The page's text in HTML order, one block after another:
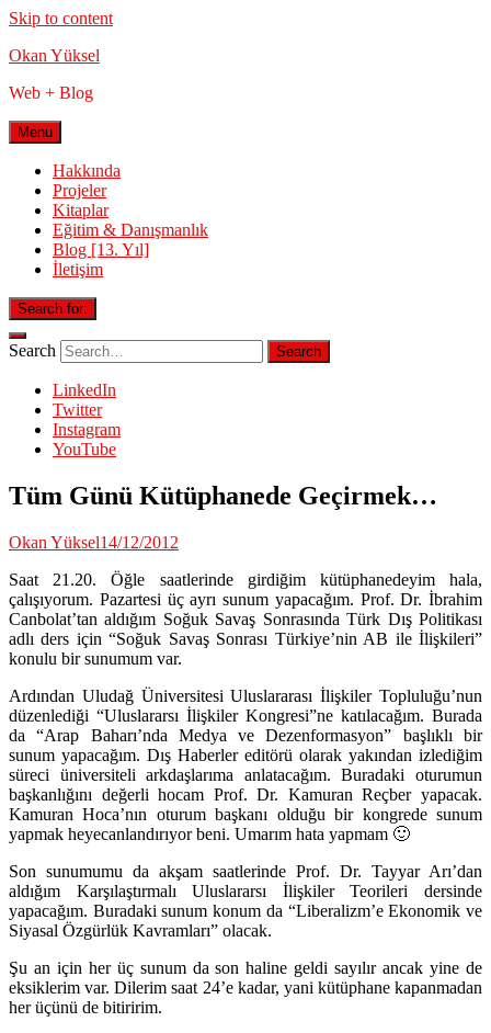
Skip to content
Okan Yüksel
Web + Blog
Menu
Hakkında
Projeler
Kitaplar
Eğitim & Danışmanlık
Blog [13. Yıl]
İletişim
Search for:
Search
LinkedIn
Twitter
Instagram
YouTube
Tüm Günü Kütüphanede Geçirmek…
Okan Yüksel14/12/2012
Saat 21.20. Öğle saatlerinde girdiğim kütüphanedeyim hala,
çalışıyorum. Pazartesi üç ayrı sunum yapacağım. Prof. Dr. İbrahim
Canbolat’tan aldığım Soğuk Savaş Sonrasında Türk Dış Politikası
adlı ders için “Soğuk Savaş Sonrası Türkiye’nin AB ile İlişkileri”
konulu bir sunumum var.
Ardından Uludağ Üniversitesi Uluslararası İlişkiler Topluluğu’nun
düzenlediği “Uluslararsı İlişkiler Kongresi”ne katılacağım. Burada
da “Arap Baharı’nda Medya ve Dezenformasyon” başlıklı bir
sunum yapacağım. Dış Haberler editörü olarak yakından izlediğim
süreci üniversiteli arkdaşlarıma anlatacağım. Buradaki oturumun
başkanlığını değerli hocam Prof. Dr. Kamuran Reçber yapacak.
Kamuran Hoca’nın oturum başkanı olduğu bir kongrede sunum
yapmak heyecanlandırıyor beni. Umarım hata yapmam 🙂
Son sunumumu da akşam saatlerinde Prof. Dr. Tayyar Arı’dan
aldığım Karşılaştırmalı Uluslararsı İlişkiler Teorileri dersinde
yapacağım. Buradaki sunum konum da “Liberalizm’e Ekonomik ve
Siyasal Özgürlük Kavramları” olacak.
Şu an için her üç sunum da son haline geldi sayılır ancak yine de
eksiklerim var. Dilerim saat 24’e kadar, yani kütüphane kapanmadan
her üçünü de bitiririm.